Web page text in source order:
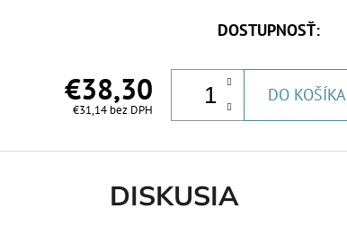
DOSTUPNOSŤ:
€38,30
€31,14 bez DPH
DO KOŠÍKA
DISKUSIA